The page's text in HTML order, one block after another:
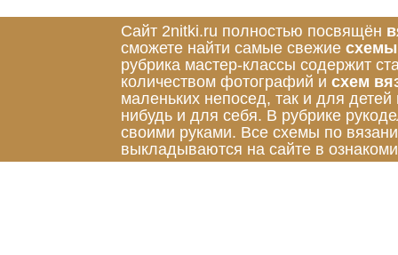
Сайт 2nitki.ru полностью посвящён
сможете найти самые свежие схемы
рубрика мастер-классы содержит
количеством фотографий и схем
маленьких непосед, так и для
нибудь и для себя. В рубрике
своими руками. Все схемы по
выкладываются на сайте в